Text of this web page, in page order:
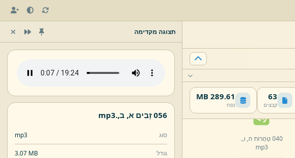
63
קבצים
289.61 MB
נפח
17/06/2026 00:25
040 טְהָרוֹת ה, ו,.
mp3
תצוגה מקדימה
056 זָבִים א, ב,.
mp3
סוג mp3
גודל 3.07 MB